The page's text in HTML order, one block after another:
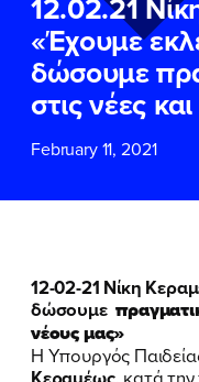
«Έχουμε
δώσουμε
στις νέες
February 11, 2021
12-02-21 Nίκη
δώσουμε
νέους μας»
Η Υπουργός
, κατά
ΕΠΙΘΕΤΟ*
ΤΗΛΕΦΩΝΟ
EMAIL
Χρήσης
Νίκης
ΕΠΙΘΕΤΟ*
ΤΗΛΕΦΩΝΟ
EMAIL
Χρήσης
Νίκης